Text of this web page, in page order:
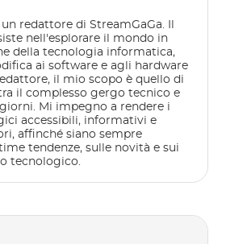
redattore di StreamGaGa. Il
nell'esplorare il mondo in
della tecnologia informatica,
ai software e agli hardware
il mio scopo è quello di
il complesso gergo tecnico e
Mi impegno a rendere i
accessibili, informativi e
affinché siano sempre
tendenze, sulle novità e sui
tecnologico.